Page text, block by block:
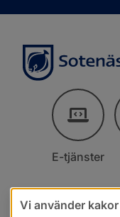
E-tjänster
Vi använder kakor